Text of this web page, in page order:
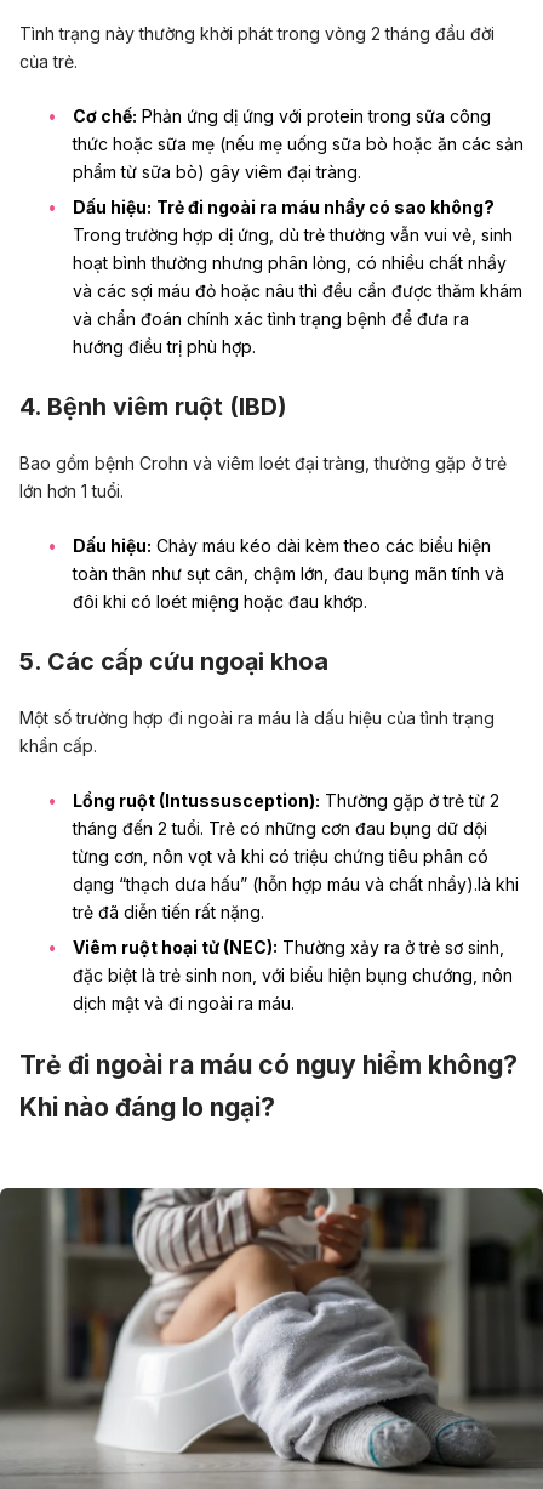
Tình trạng này thường khởi phát trong vòng 2 tháng đầu đời
của trẻ.
Cơ chế: Phản ứng dị ứng với protein trong sữa công
thức hoặc sữa mẹ (nếu mẹ uống sữa bò hoặc ăn các sản
phẩm từ sữa bò) gây viêm đại tràng.
Dấu hiệu: Trẻ đi ngoài ra máu nhầy có sao không?
Trong trường hợp dị ứng, dù trẻ thường vẫn vui vẻ, sinh
hoạt bình thường nhưng phân lỏng, có nhiều chất nhầy
và các sợi máu đỏ hoặc nâu thì đều cần được thăm khám
và chẩn đoán chính xác tình trạng bệnh để đưa ra
hướng điều trị phù hợp.
4. Bệnh viêm ruột (IBD)
Bao gồm bệnh Crohn và viêm loét đại tràng, thường gặp ở trẻ
lớn hơn 1 tuổi.
Dấu hiệu: Chảy máu kéo dài kèm theo các biểu hiện
toàn thân như sụt cân, chậm lớn, đau bụng mãn tính và
đôi khi có loét miệng hoặc đau khớp.
5. Các cấp cứu ngoại khoa
Một số trường hợp đi ngoài ra máu là dấu hiệu của tình trạng
khẩn cấp.
Lồng ruột (Intussusception): Thường gặp ở trẻ từ 2
tháng đến 2 tuổi. Trẻ có những cơn đau bụng dữ dội
từng cơn, nôn vọt và khi có triệu chứng tiêu phân có
dạng “thạch dưa hấu” (hỗn hợp máu và chất nhầy).là khi
trẻ đã diễn tiến rất nặng.
Viêm ruột hoại tử (NEC): Thường xảy ra ở trẻ sơ sinh,
đặc biệt là trẻ sinh non, với biểu hiện bụng chướng, nôn
dịch mật và đi ngoài ra máu.
Trẻ đi ngoài ra máu có nguy hiểm không?
Khi nào đáng lo ngại?